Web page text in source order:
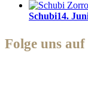
Schubi14.
Folge uns